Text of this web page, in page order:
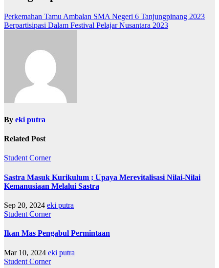
Perkemahan Tamu Ambalan SMA Negeri 6 Tanjungpinang 2023
Berpartisipasi Dalam Festival Pelajar Nusantara 2023
By eki putra
Related Post
Student Corner
Sastra Masuk Kurikulum ; Upaya Merevitalisasi Nilai-Nilai
Kemanusiaan Melalui Sastra
Sep 20, 2024 eki putra
Student Corner
Ikan Mas Pengabul Permintaan
Mar 10, 2024 eki putra
Student Corner